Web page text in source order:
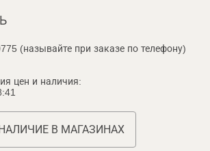
(называйте при заказе по телефону)
цен и наличия:
НАЛИЧИЕ В МАГАЗИНАХ